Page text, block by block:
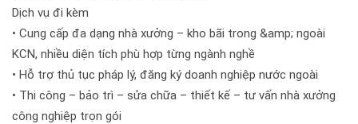
Dịch vụ đi kèm
• Cung cấp đa dạng nhà xưởng – kho bãi trong &amp; ngoài
KCN, nhiều diện tích phù hợp từng ngành nghề
• Hỗ trợ thủ tục pháp lý, đăng ký doanh nghiệp nước ngoài
• Thi công – bảo trì – sửa chữa – thiết kế – tư vấn nhà xưởng
công nghiệp trọn gói